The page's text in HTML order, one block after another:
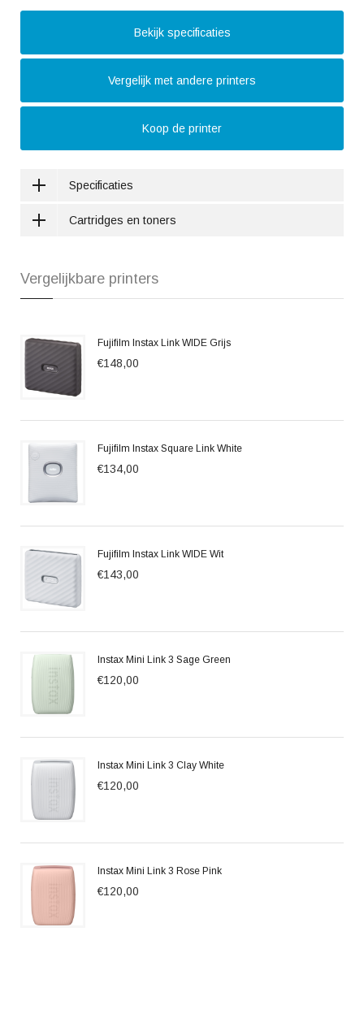
Bekijk specificaties
Vergelijk met andere printers
Koop de printer
Specificaties
Cartridges en toners
Vergelijkbare printers
Fujifilm Instax Link WIDE Grijs
€148,00
Fujifilm Instax Square Link White
€134,00
Fujifilm Instax Link WIDE Wit
€143,00
Instax Mini Link 3 Sage Green
€120,00
Instax Mini Link 3 Clay White
€120,00
Instax Mini Link 3 Rose Pink
€120,00